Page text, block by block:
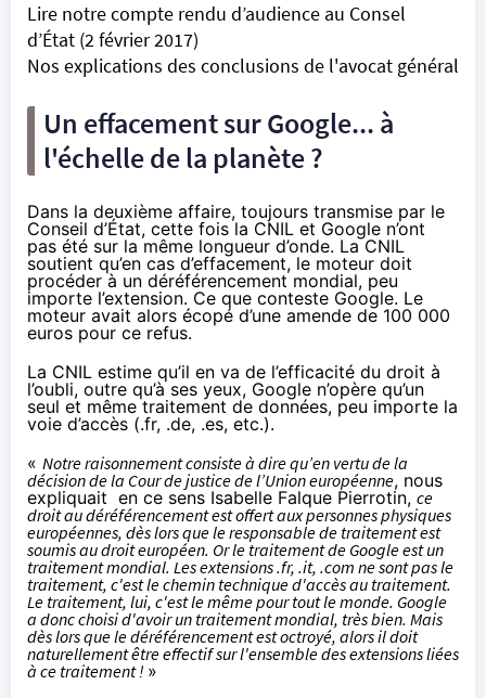
Lire notre compte rendu d’audience au Consel
d’État (2 février 2017)
Nos explications des conclusions de l'avocat général
Un effacement sur Google... à
l'échelle de la planète ?
Dans la deuxième affaire, toujours transmise par le
Conseil d’État, cette fois la CNIL et Google n’ont
pas été sur la même longueur d’onde. La CNIL
soutient qu’en cas d’effacement, le moteur doit
procéder à un déréférencement mondial, peu
importe l’extension. Ce que conteste Google. Le
moteur avait alors écopé d’une amende de 100 000
euros pour ce refus.
La CNIL estime qu’il en va de l’efficacité du droit à
l’oubli, outre qu’à ses yeux, Google n’opère qu’un
seul et même traitement de données, peu importe la
voie d’accès (.fr, .de, .es, etc.).
« Notre raisonnement consiste à dire qu’en vertu de la
décision de la Cour de justice de l’Union européenne, nous
expliquait en ce sens Isabelle Falque Pierrotin, ce
droit au déréférencement est offert aux personnes physiques
européennes, dès lors que le responsable de traitement est
soumis au droit européen. Or le traitement de Google est un
traitement mondial. Les extensions .fr, .it, .com ne sont pas le
traitement, c'est le chemin technique d'accès au traitement.
Le traitement, lui, c'est le même pour tout le monde. Google
a donc choisi d'avoir un traitement mondial, très bien. Mais
dès lors que le déréférencement est octroyé, alors il doit
naturellement être effectif sur l'ensemble des extensions liées
à ce traitement ! »